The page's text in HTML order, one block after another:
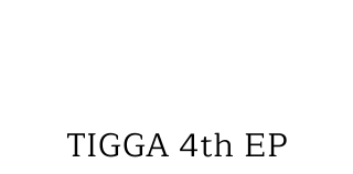
TIGGA 4th EP